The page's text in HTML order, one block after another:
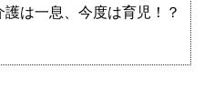
は一息、今度は育児！？